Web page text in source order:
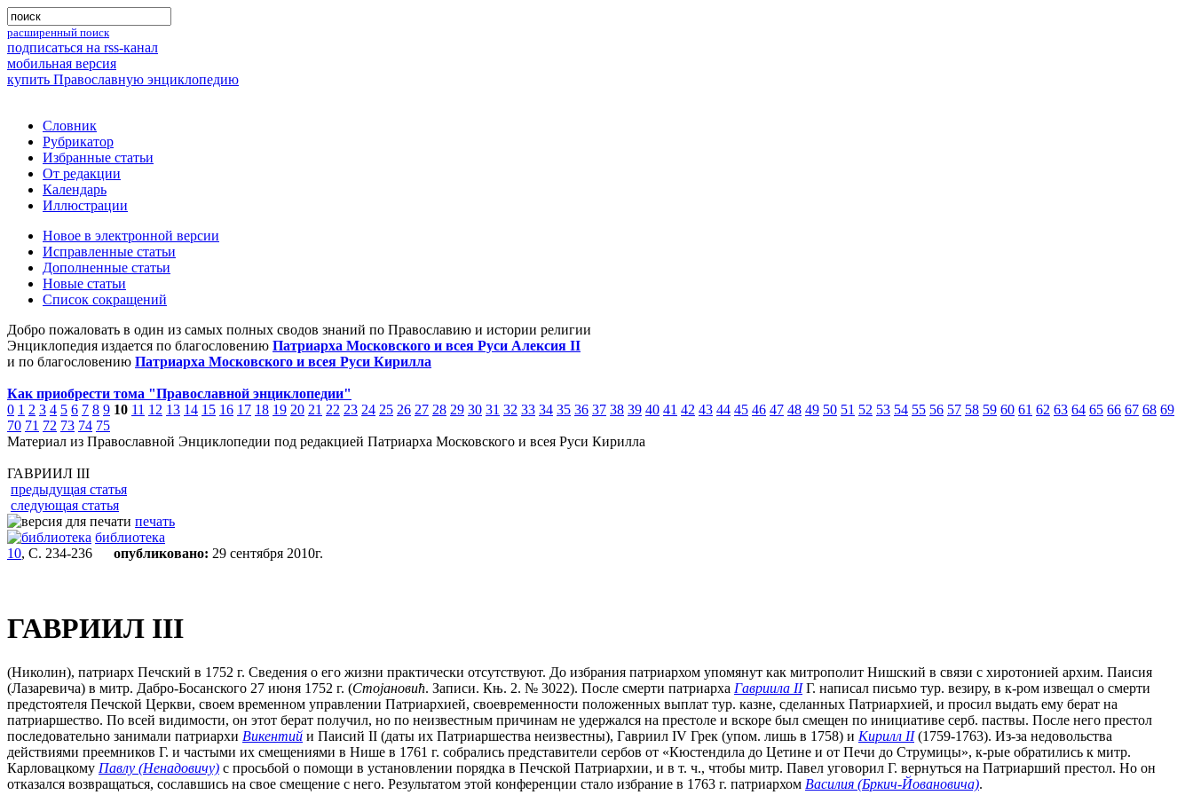
расширенный поиск
подписаться на rss-канал
мобильная версия
купить Православную энциклопедию
Словник
Рубрикатор
Избранные статьи
От редакции
Календарь
Иллюстрации
Новое в электронной версии
Исправленные статьи
Дополненные статьи
Новые статьи
Список сокращений
Добро пожаловать в один из самых полных сводов знаний по Православию и истории религии
Энциклопедия издается по благословению Патриарха Московского и всея Руси Алексия II
и по благословению Патриарха Московского и всея Руси Кирилла
Как приобрести тома "Православной энциклопедии"
0 1 2 3 4 5 6 7 8 9 10 11 12 13 14 15 16 17 18 19 20 21 22 23 24 25 26 27 28 29 30 31 32 33 34 35 36 37 38 39 40 41 42 43 44 45 46 47 48 49 50 51 52 53 54 55 56 57 58 59 60 61 62 63 64 65 66 67 68 69
70 71 72 73 74 75
Материал из Православной Энциклопедии под редакцией Патриарха Московского и всея Руси Кирилла
ГАВРИИЛ III
предыдущая статья
следующая статья
печать
библиотека
10, С. 234-236 опубликовано: 29 сентября 2010г.
ГАВРИИЛ III
(Николин), патриарх Печский в 1752 г. Сведения о его жизни практически отсутствуют. До избрания патриархом упомянут как митрополит Нишский в связи с хиротонией архим. Паисия
(Лазаревича) в митр. Дабро-Босанского 27 июня 1752 г. (Стоjановић. Записи. Књ. 2. № 3022). После смерти патриарха Гавриила IIГ. написал письмо тур. везиру, в к-ром извещал о смерти
предстоятеля Печской Церкви, своем временном управлении Патриархией, своевременности положенных выплат тур. казне, сделанных Патриархией, и просил выдать ему берат на
патриаршество. По всей видимости, он этот берат получил, но по неизвестным причинам не удержался на престоле и вскоре был смещен по инициативе серб. паствы. После него престол
последовательно занимали патриархи Викентий и Паисий II (даты их Патриаршества неизвестны), Гавриил IV Грек (упом. лишь в 1758) и Кирилл II(1759-1763). Из-за недовольства
действиями преемников Г. и частыми их смещениями в Нише в 1761 г. собрались представители сербов от «Кюстендила до Цетине и от Печи до Струмицы», к-рые обратились к митр.
Карловацкому Павлу (Ненадовичу) c просьбой о помощи в установлении порядка в Печской Патриархии, и в т. ч., чтобы митр. Павел уговорил Г. вернуться на Патриарший престол. Но он
отказался возвращаться, сославшись на свое смещение с него. Результатом этой конференции стало избрание в 1763 г. патриархом Василия (Бркич-Йовановича).